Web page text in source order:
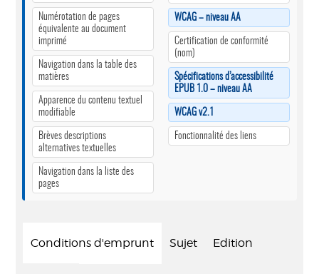
Numérotation de pages
équivalente au document
imprimé
Navigation dans la table des
matières
Apparence du contenu textuel
modifiable
Brèves descriptions
alternatives textuelles
Navigation dans la liste des
pages
WCAG – niveau AA
Certification de conformité
(nom)
Spécifications d’accessibilité
EPUB 1.0 – niveau AA
WCAG v2.1
Fonctionnalité des liens
Conditions d'emprunt Sujet Edition